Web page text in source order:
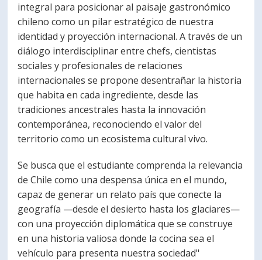
integral para posicionar al paisaje gastronómico
chileno como un pilar estratégico de nuestra
identidad y proyección internacional. A través de un
diálogo interdisciplinar entre chefs, cientistas
sociales y profesionales de relaciones
internacionales se propone desentrañar la historia
que habita en cada ingrediente, desde las
tradiciones ancestrales hasta la innovación
contemporánea, reconociendo el valor del
territorio como un ecosistema cultural vivo.
Se busca que el estudiante comprenda la relevancia
de Chile como una despensa única en el mundo,
capaz de generar un relato país que conecte la
geografía —desde el desierto hasta los glaciares—
con una proyección diplomática que se construye
en una historia valiosa donde la cocina sea el
vehículo para presenta nuestra sociedad"